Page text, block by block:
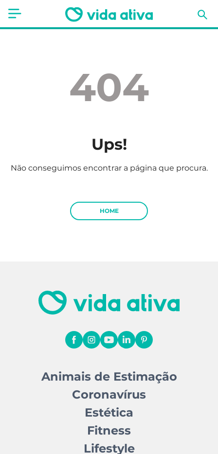
Nutrição
Mães e Bebés
404
Ups!
Não conseguimos encontrar a página que procura.
HOME
Animais de Estimação
Coronavírus
Estética
Fitness
Lifestyle